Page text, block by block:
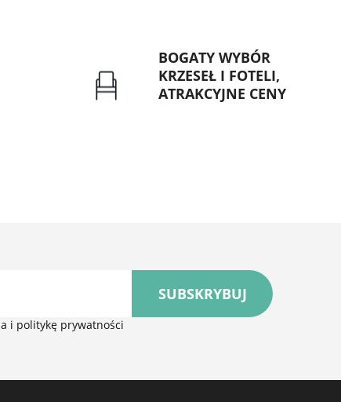
BOGATY WYBÓR
KRZESEŁ I FOTELI,
ATRAKCYJNE CENY
SUBSKRYBUJ
i politykę prywatności